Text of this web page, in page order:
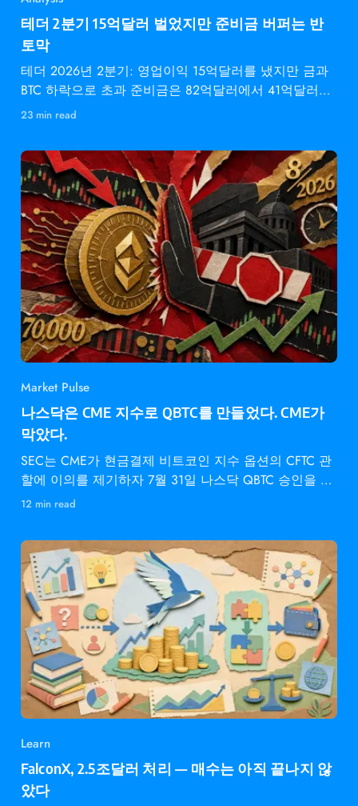
테더 2분기 15억달러 벌었지만 준비금 버퍼는 반
토막
테더 2026년 2분기: 영업이익 15억달러를 냈지만 금과
BTC 하락으로 초과 준비금은 82억달러에서 41억달러로
감소.
23 min read
Market Pulse
나스닥은 CME 지수로 QBTC를 만들었다. CME가
막았다.
SEC는 CME가 현금결제 비트코인 지수 옵션의 CFTC 관
할에 이의를 제기하자 7월 31일 나스닥 QBTC 승인을 동
결했다.
12 min read
Learn
FalconX, 2.5조달러 처리 — 매수는 아직 끝나지 않
았다